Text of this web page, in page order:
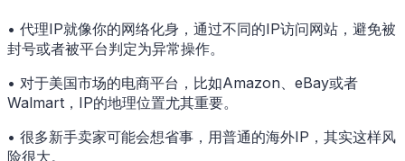
• 代理IP就像你的网络化身，通过不同的IP访问网站，避免被
封号或者被平台判定为异常操作。
• 对于美国市场的电商平台，比如Amazon、eBay或者
Walmart，IP的地理位置尤其重要。
• 很多新手卖家可能会想省事，用普通的海外IP，其实这样风
险很大。